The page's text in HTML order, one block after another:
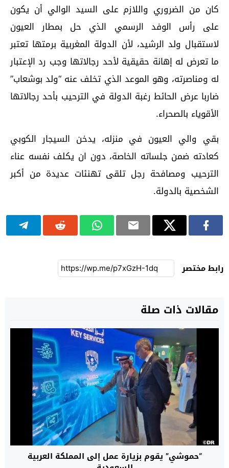
كان من الضروري واللازم على السيد الوالي أن يكون
على رأس الوفد الرسمي الذي حل بمطار العيون
لاستقبال ولد الرشيد، لأن الدولة المغربية برمتها تعتبر
ما تعرض له إهانة حقيقية لأحد رجالاتها وجب رد الإعتبار
له ومناصرته، وهو الموعد الذي تخلف عنه “ولد بوشعاب”
ضاربا عرض الحائط رغبة الدولة في الترحيب بأحد رجالاتها
الأقوياء بالصحراء.
بقي والي العيون في منزله، يدخن السيجار الكوبي
كعادته ضمن جلساته الخاصة، دون ان يكلف نفسه عناء
الترحيب ومصافحة رجل تلقى تهنئات عديدة من أكبر
الشخصية بالدولة.
رابط مختصر
مقالات ذات صلة
“حموشي” يقوم بزيارة عمل إلى المملكة العربية